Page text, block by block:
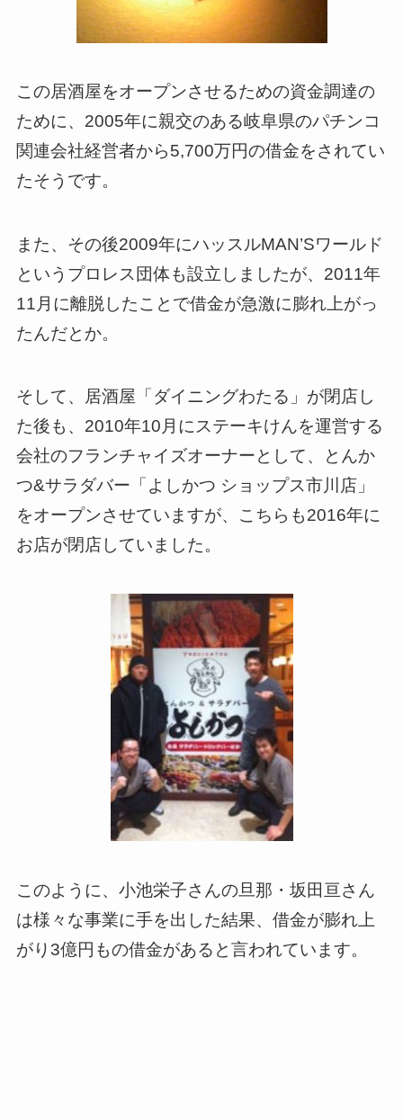
この居酒屋をオープンさせるための資金調達の
ために、2005年に親交のある岐阜県のパチンコ
関連会社経営者から5,700万円の借金をされてい
たそうです。
また、その後2009年にハッスルMAN’Sワールド
というプロレス団体も設立しましたが、2011年
11月に離脱したことで借金が急激に膨れ上がっ
たんだとか。
そして、居酒屋「ダイニングわたる」が閉店し
た後も、2010年10月にステーキけんを運営する
会社のフランチャイズオーナーとして、とんか
つ&サラダバー「よしかつ ショップス市川店」
をオープンさせていますが、こちらも2016年に
お店が閉店していました。
このように、小池栄子さんの旦那・坂田亘さん
は様々な事業に手を出した結果、借金が膨れ上
がり3億円もの借金があると言われています。